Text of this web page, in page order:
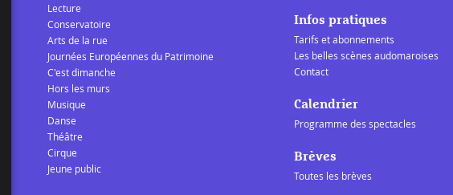
Lecture
Conservatoire
Arts de la rue
Journées Européennes du Patrimoine
C'est dimanche
Hors les murs
Musique
Danse
Théâtre
Cirque
Jeune public
Infos pratiques
Tarifs et abonnements
Les belles scènes audomaroises
Contact
Calendrier
Programme des spectacles
Brèves
Toutes les brèves